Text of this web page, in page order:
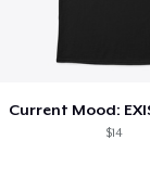
$14